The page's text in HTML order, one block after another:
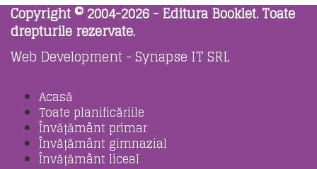
Copyright © 2004-2026 - Editura Booklet. Toate
drepturile rezervate.
Web Development - Synapse IT SRL
Acasă
Toate planificăriile
Învățământ primar
Învățământ gimnazial
Învățământ liceal